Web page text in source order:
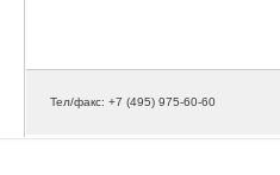
Тел/факс: +7 (495) 975-60-60